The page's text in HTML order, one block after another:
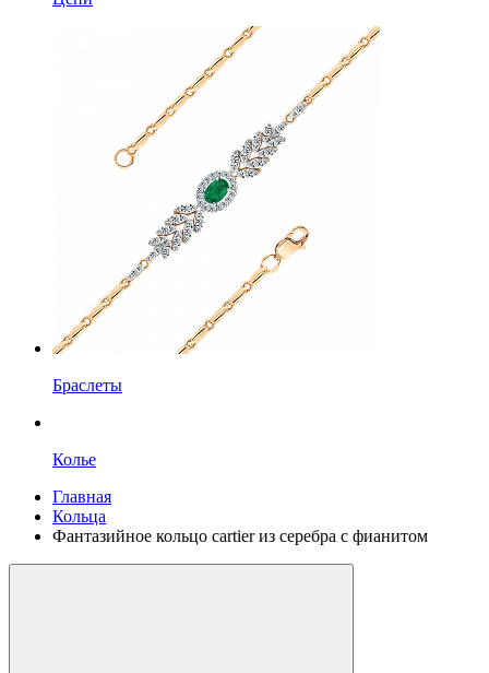
Браслеты
Колье
Главная
Кольца
Фантазийное кольцо cartier из серебра с фианитом